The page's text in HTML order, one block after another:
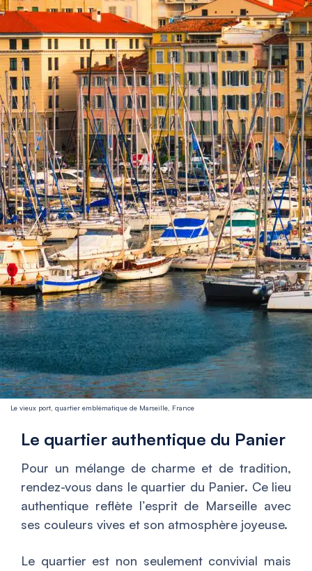
Le vieux port, quartier emblématique de Marseille, France
Le quartier authentique du Panier
Pour un mélange de charme et de tradition,
rendez-vous dans le quartier du Panier. Ce lieu
authentique reflète l’esprit de Marseille avec
ses couleurs vives et son atmosphère joyeuse.
Le quartier est non seulement convivial mais